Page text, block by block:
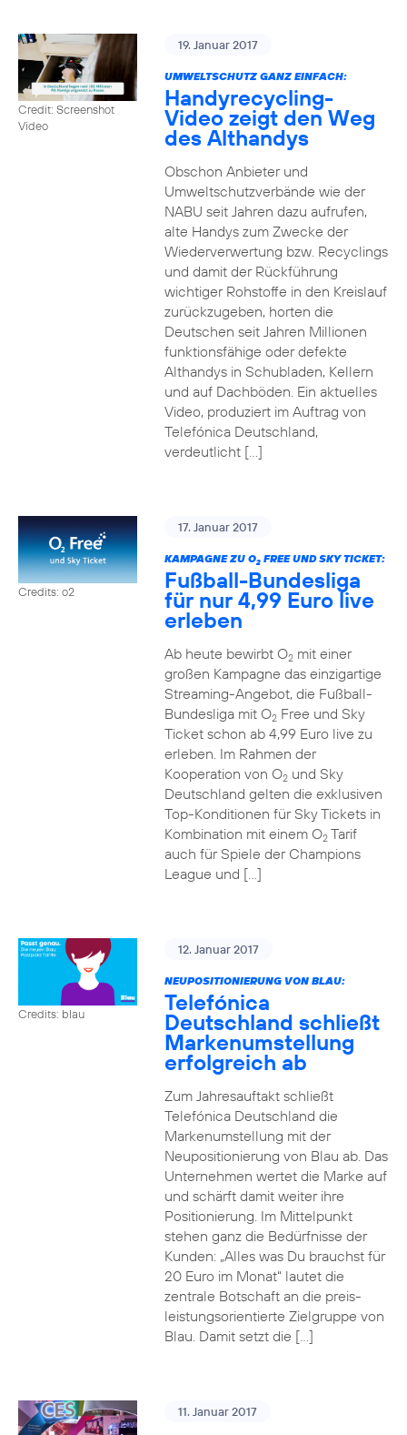
Credit: Screenshot
Video
19. Januar 2017
UMWELTSCHUTZ GANZ EINFACH:
Handyrecycling-
Video zeigt den Weg
des Althandys
Obschon Anbieter und
Umweltschutzverbände wie der
NABU seit Jahren dazu aufrufen,
alte Handys zum Zwecke der
Wiederverwertung bzw. Recyclings
und damit der Rückführung
wichtiger Rohstoffe in den Kreislauf
zurückzugeben, horten die
Deutschen seit Jahren Millionen
funktionsfähige oder defekte
Althandys in Schubladen, Kellern
und auf Dachböden. Ein aktuelles
Video, produziert im Auftrag von
Telefónica Deutschland,
verdeutlicht […]
Credits: o2
17. Januar 2017
KAMPAGNE ZU O2FREE UND SKY TICKET:
Fußball-Bundesliga
für nur 4,99 Euro live
erleben
Ab heute bewirbt O2mit einer
großen Kampagne das einzigartige
Streaming-Angebot, die Fußball-
Bundesliga mit O2Free und Sky
Ticket schon ab 4,99 Euro live zu
erleben. Im Rahmen der
Kooperation von O2und Sky
Deutschland gelten die exklusiven
Top-Konditionen für Sky Tickets in
Kombination mit einem O2Tarif
auch für Spiele der Champions
League und […]
Credits: blau
12. Januar 2017
NEUPOSITIONIERUNG VON BLAU:
Telefónica
Deutschland schließt
Markenumstellung
erfolgreich ab
Zum Jahresauftakt schließt
Telefónica Deutschland die
Markenumstellung mit der
Neupositionierung von Blau ab. Das
Unternehmen wertet die Marke auf
und schärft damit weiter ihre
Positionierung. Im Mittelpunkt
stehen ganz die Bedürfnisse der
Kunden: „Alles was Du brauchst für
20 Euro im Monat“ lautet die
zentrale Botschaft an die preis-
leistungsorientierte Zielgruppe von
Blau. Damit setzt die […]
11. Januar 2017